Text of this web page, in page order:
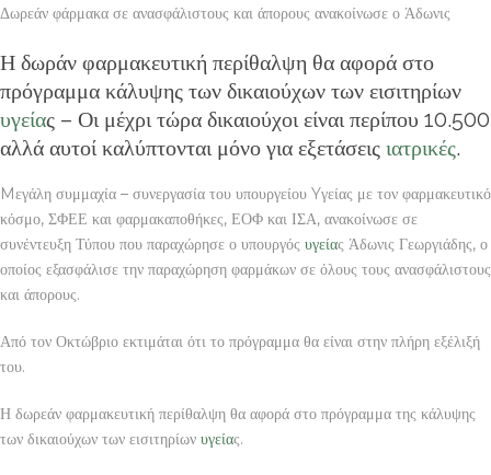
Δωρεάν φάρμακα σε ανασφάλιστους και άπορους ανακοίνωσε ο Άδωνις
Η δωράν φαρμακευτική περίθαλψη θα αφορά στο
πρόγραμμα κάλυψης των δικαιούχων των εισιτηρίων
υγείας – Οι μέχρι τώρα δικαιούχοι είναι περίπου 10.500
αλλά αυτοί καλύπτονται μόνο για εξετάσεις ιατρικές.
Mεγάλη συμμαχία – συνεργασία του υπουργείου Yγείας με τον φαρμακευτικό
κόσμο, ΣΦΕΕ και φαρμακαποθήκες, ΕΟΦ και ΙΣΑ, ανακοίνωσε σε
συνέντευξη Τύπου που παραχώρησε ο υπουργός υγείας Άδωνις Γεωργιάδης, ο
οποίος εξασφάλισε την παραχώρηση φαρμάκων σε όλους τους ανασφάλιστους
και άπορους.
Από τον Οκτώβριο εκτιμάται ότι το πρόγραμμα θα είναι στην πλήρη εξέλιξή
του.
Η δωρεάν φαρμακευτική περίθαλψη θα αφορά στο πρόγραμμα της κάλυψης
των δικαιούχων των εισιτηρίων υγείας.